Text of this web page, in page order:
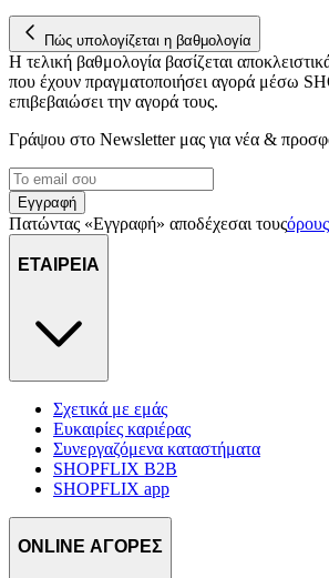
Πώς υπολογίζεται η βαθμολογία
Η τελική βαθμολογία βασίζεται
που έχουν πραγματοποιήσει αγορά μέσω
επιβεβαιώσει την αγορά τους.
Γράψου στο Νewsletter μας για νέα &
Εγγραφή
Πατώντας «Εγγραφή» αποδέχεσαι τους
ΕΤΑΙΡΕΙΑ
Σχετικά με εμάς
Ευκαιρίες καριέρας
Συνεργαζόμενα καταστήματα
SHOPFLIX B2B
SHOPFLIX app
ONLINE ΑΓΟΡΕΣ